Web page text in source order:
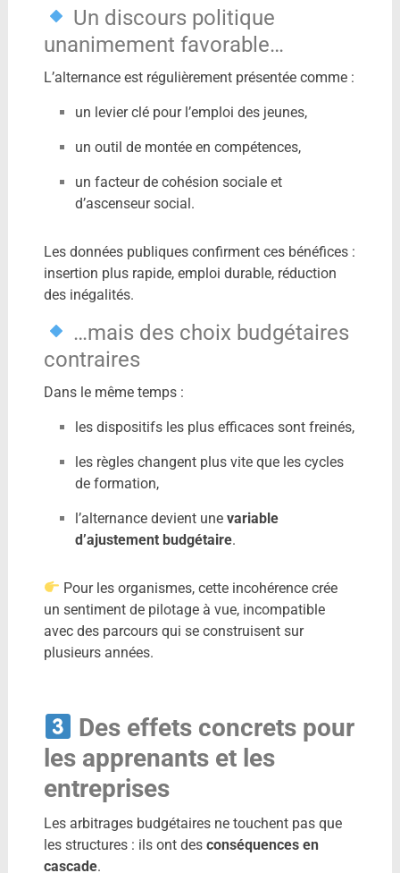
Un discours politique
unanimement favorable…
L’alternance est régulièrement présentée comme :
un levier clé pour l’emploi des jeunes,
un outil de montée en compétences,
un facteur de cohésion sociale et
d’ascenseur social.
Les données publiques confirment ces bénéfices :
insertion plus rapide, emploi durable, réduction
des inégalités.
…mais des choix budgétaires
contraires
Dans le même temps :
les dispositifs les plus efficaces sont freinés,
les règles changent plus vite que les cycles
de formation,
l’alternance devient une variable
d’ajustement budgétaire.
Pour les organismes, cette incohérence crée
un sentiment de pilotage à vue, incompatible
avec des parcours qui se construisent sur
plusieurs années.
Des effets concrets pour
les apprenants et les
entreprises
Les arbitrages budgétaires ne touchent pas que
les structures : ils ont des conséquences en
cascade.